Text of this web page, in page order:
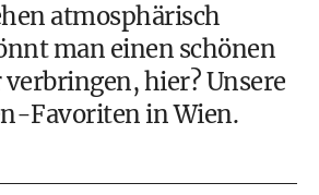
atmosphärisch
man einen schönen
verbringen, hier? Unsere
Favoriten in Wien.